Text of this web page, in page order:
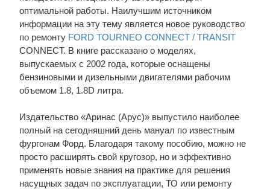
оптимальной работы. Наилучшим источником
информации на эту тему является новое руководство
по ремонту FORD TOURNEO CONNECT / TRANSIT
CONNECT. В книге рассказано о моделях,
выпускаемых с 2002 года, которые оснащены
бензиновыми и дизельными двигателями рабочим
объемом 1.8, 1.8D литра.
Издательство «Аринас (Арус)» выпустило наиболее
полный на сегодняшний день мануал по известным
фургонам Форд. Благодаря такому пособию, можно не
просто расширять свой кругозор, но и эффективно
применять новые знания на практике для решения
насущных задач по эксплуатации, ТО или ремонту